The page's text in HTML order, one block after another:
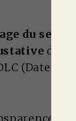
du sel
du
(Date